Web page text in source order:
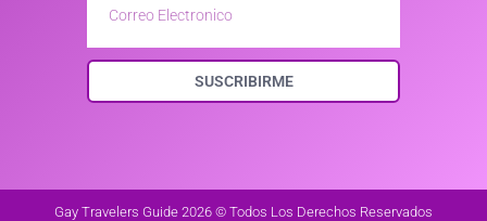
SUSCRIBIRME
Gay Travelers Guide 2026 © Todos Los Derechos Reservados